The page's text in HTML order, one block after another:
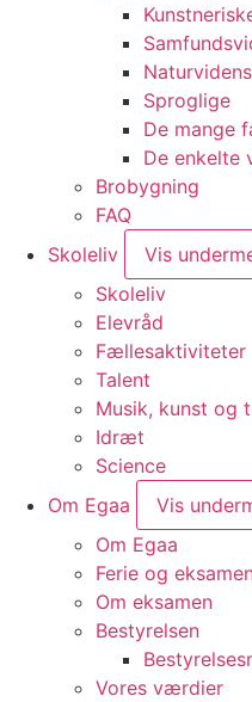
Sproglige
De mange
De enkelte
Brobygning
FAQ
Skoleliv
Vis
Skoleliv
Elevråd
Fællesaktiviteter
Talent
Musik, kunst og
Idræt
Science
Om Egaa
Vis
Om Egaa
Ferie og
Om eksamen
Bestyrelsen
Vores værdier